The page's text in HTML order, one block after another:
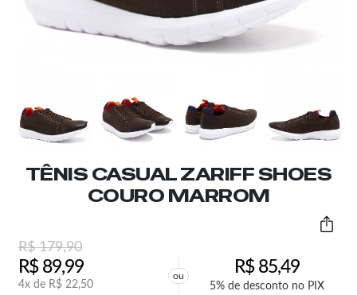
TÊNIS CASUAL ZARIFF SHOES
COURO MARROM
R$179,90
R$89,99
4x de R$ 22,50
ou R$85,49
5% de desconto no PIX